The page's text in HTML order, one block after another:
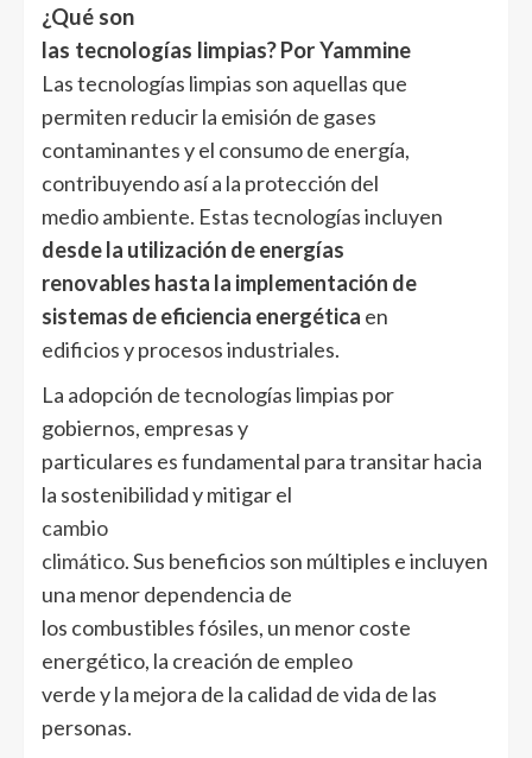
¿Qué son
las tecnologías limpias?Por Yammine
Las tecnologías limpias son aquellas que
permiten reducir la emisión de gases
contaminantes y el consumo de energía,
contribuyendo así a la protección del
medio ambiente. Estas tecnologías incluyen
desde la utilización de energías
renovables hasta la implementación de
sistemas de eficiencia energética en
edificios y procesos industriales.
La adopción de tecnologías limpias por
gobiernos, empresas y
particulares es fundamental para transitar hacia
la sostenibilidad y mitigar el
cambio
climático. Sus beneficios son múltiples e incluyen
una menor dependencia de
los combustibles fósiles, un menor coste
energético, la creación de empleo
verde y la mejora de la calidad de vida de las
personas.